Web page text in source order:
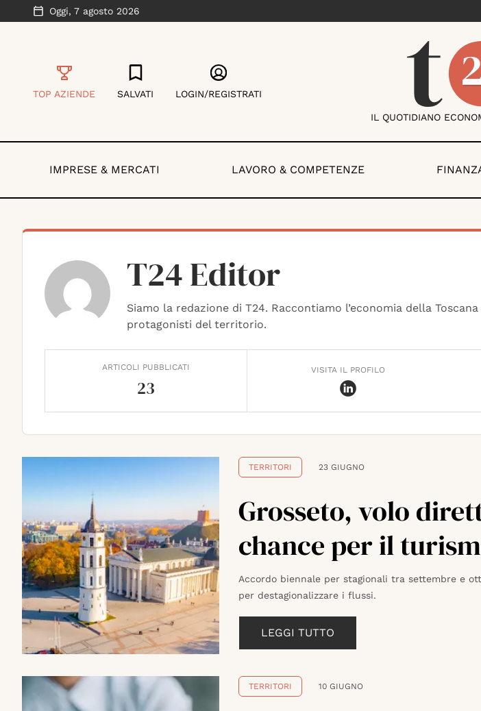
Oggi, 7 agosto 2026
TOP AZIENDE SALVATI LOGIN/REGISTRATI
IL QUOTIDIANO
IMPRESE & MERCATI LAVORO & COMPETENZE
T24 Editor
Siamo la redazione di T24. Raccontiamo l’economia della
protagonisti del territorio.
ARTICOLI PUBBLICATI
23
VISITA IL PROFILO
TERRITORI 23 GIUGNO
Grosseto, volo
chance per il
Accordo biennale per stagionali tra settembre e
per destagionalizzare i flussi.
LEGGI TUTTO
TERRITORI 10 GIUGNO